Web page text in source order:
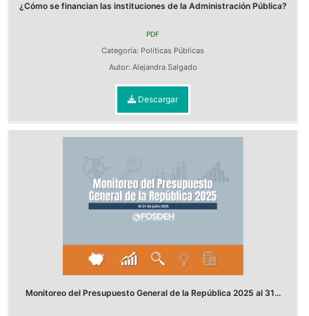
¿Cómo se financian las instituciones de la Administración Pública?
PDF
Categoría: Políticas Públicas
Autor: Alejandra Salgado
Descargar
Monitoreo del Presupuesto General de la República 2025 al 31...